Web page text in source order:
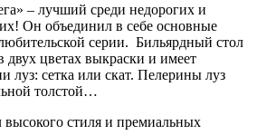
– лучший среди недорогих и
Он объединил в себе основные
серии. Бильярдный стол
двух цветах выкраски и имеет
луз: сетка или скат. Пелерины луз
толстой…